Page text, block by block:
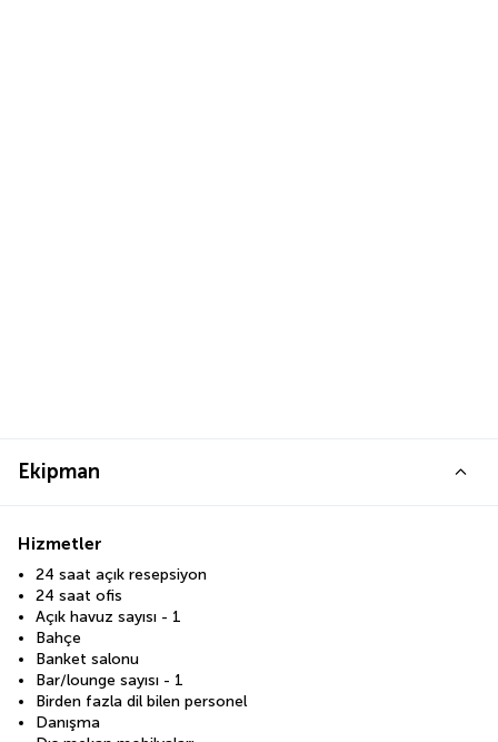
Ekipman
Hizmetler
24 saat açık resepsiyon
24 saat ofis
Açık havuz sayısı - 1
Bahçe
Banket salonu
Bar/lounge sayısı - 1
Birden fazla dil bilen personel
Danışma